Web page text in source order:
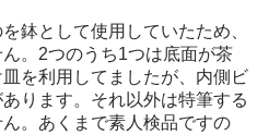
鉢として使用していたため、
。2つのうち1つは底面が茶
を利用してましたが、内側ビ
ります。それ以外は特筆する
。あくまで素人検品ですの